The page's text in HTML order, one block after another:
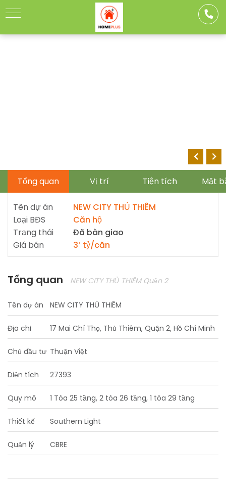
Toggle
Tổng quan Vị trí Tiện tích Mặt
Tên dự án
NEW CITY THỦ THIÊM
Loại BĐS
Căn hộ
Trạng thái
Đã bàn giao
Giá bán
3⁺ tỷ/căn
Tổng quan NEW CITY THỦ THIÊM Quận 2
Tên dự án NEW CITY THỦ THIÊM
Địa chỉ 17 Mai Chí Thọ, Thủ Thiêm, Quận 2, Hồ Chí Minh
Chủ đầu tư Thuận Việt
Diện tích 27393
Quy mô 1 Tòa 25 tầng, 2 tòa 26 tầng, 1 tòa 29 tầng
Thiết kế Southern Light
Quản lý CBRE